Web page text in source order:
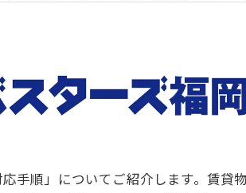
手順」についてご紹介します。賃貸